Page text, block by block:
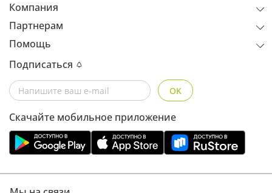
Компания
Партнерам
Помощь
Подписаться
OK
Скачайте мобильное приложение